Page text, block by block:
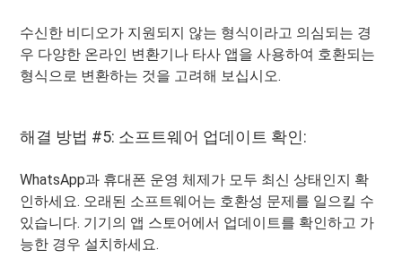
수신한 비디오가 지원되지 않는 형식이라고 의심되는 경
우 다양한 온라인 변환기나 타사 앱을 사용하여 호환되는
형식으로 변환하는 것을 고려해 보십시오.
해결 방법 #5: 소프트웨어 업데이트 확인:
WhatsApp과 휴대폰 운영 체제가 모두 최신 상태인지 확
인하세요. 오래된 소프트웨어는 호환성 문제를 일으킬 수
있습니다. 기기의 앱 스토어에서 업데이트를 확인하고 가
능한 경우 설치하세요.